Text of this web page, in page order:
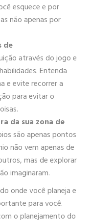
esquece e por
não apenas por
de
através do jogo e
Entenda
e evite recorrer a
para evitar o
da sua zona de
são apenas pontos
não vem apenas de
mas de explorar
imaginaram.
onde você planeja e
para você.
o planejamento do